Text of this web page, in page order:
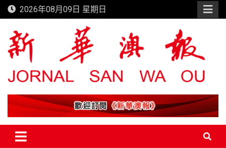
Skip
to
content
2026年08月09日 星期日
新華澳報